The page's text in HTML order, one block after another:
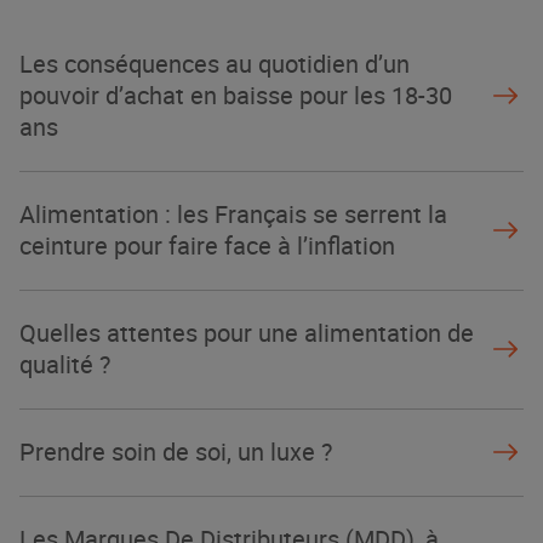
Les conséquences au quotidien d’un
pouvoir d’achat en baisse pour les 18-30
ans
Alimentation : les Français se serrent la
ceinture pour faire face à l’inflation
Quelles attentes pour une alimentation de
qualité ?
Prendre soin de soi, un luxe ?